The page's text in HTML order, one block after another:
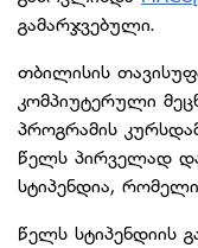
გამარჯვებული.
თბილისის
კომპიუტერული
პროგრამის
წელს პირველად
სტიპენდია,
წელს სტიპენდიის